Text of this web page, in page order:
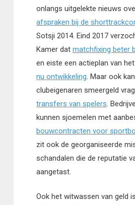
onlangs uitgelekte nieuws
afspraken bij de
Sotsji 2014. Eind 2017
Kamer dat matchfixing beter
en eiste een actieplan van
nu ontwikkeling. Maar ook
clubeigenaren smeergeld
transfers van spelers.
kunnen sjoemelen met
bouwcontracten voor
zit ook de georganiseerde
schandalen die de reputatie
aangetast.
Ook het witwassen van geld